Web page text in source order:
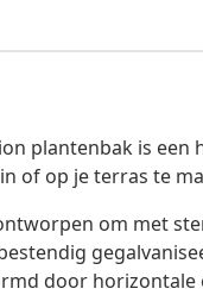
plantenbak is
of op je terras te
om met
door